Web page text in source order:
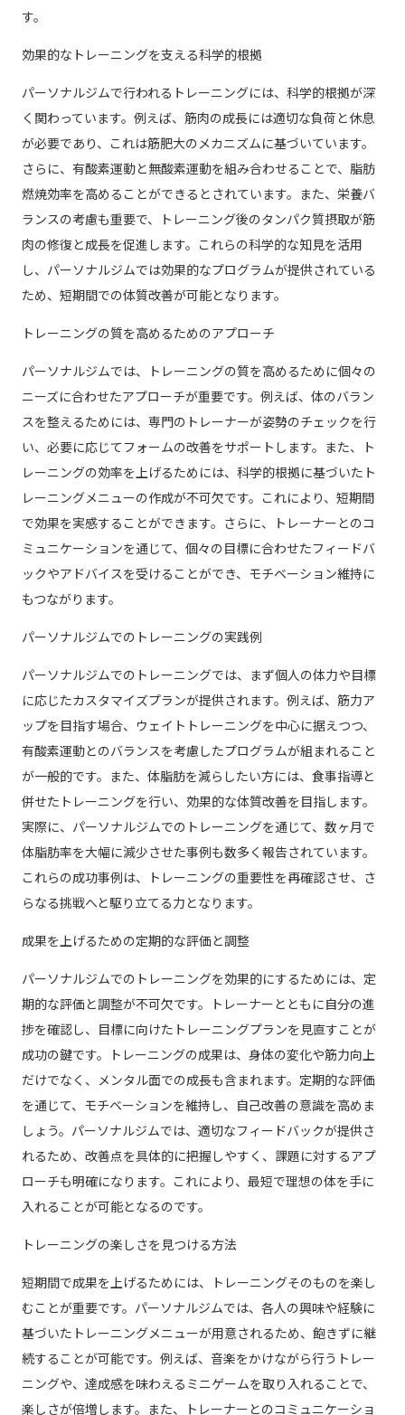
す。
効果的なトレーニングを支える科学的根拠
パーソナルジムで行われるトレーニングには、科学的根拠が深
く関わっています。例えば、筋肉の成長には適切な負荷と休息
が必要であり、これは筋肥大のメカニズムに基づいています。
さらに、有酸素運動と無酸素運動を組み合わせることで、脂肪
燃焼効率を高めることができるとされています。また、栄養バ
ランスの考慮も重要で、トレーニング後のタンパク質摂取が筋
肉の修復と成長を促進します。これらの科学的な知見を活用
し、パーソナルジムでは効果的なプログラムが提供されている
ため、短期間での体質改善が可能となります。
トレーニングの質を高めるためのアプローチ
パーソナルジムでは、トレーニングの質を高めるために個々の
ニーズに合わせたアプローチが重要です。例えば、体のバラン
スを整えるためには、専門のトレーナーが姿勢のチェックを行
い、必要に応じてフォームの改善をサポートします。また、ト
レーニングの効率を上げるためには、科学的根拠に基づいたト
レーニングメニューの作成が不可欠です。これにより、短期間
で効果を実感することができます。さらに、トレーナーとのコ
ミュニケーションを通じて、個々の目標に合わせたフィードバ
ックやアドバイスを受けることができ、モチベーション維持に
もつながります。
パーソナルジムでのトレーニングの実践例
パーソナルジムでのトレーニングでは、まず個人の体力や目標
に応じたカスタマイズプランが提供されます。例えば、筋力ア
ップを目指す場合、ウェイトトレーニングを中心に据えつつ、
有酸素運動とのバランスを考慮したプログラムが組まれること
が一般的です。また、体脂肪を減らしたい方には、食事指導と
併せたトレーニングを行い、効果的な体質改善を目指します。
実際に、パーソナルジムでのトレーニングを通じて、数ヶ月で
体脂肪率を大幅に減少させた事例も数多く報告されています。
これらの成功事例は、トレーニングの重要性を再確認させ、さ
らなる挑戦へと駆り立てる力となります。
成果を上げるための定期的な評価と調整
パーソナルジムでのトレーニングを効果的にするためには、定
期的な評価と調整が不可欠です。トレーナーとともに自分の進
捗を確認し、目標に向けたトレーニングプランを見直すことが
成功の鍵です。トレーニングの成果は、身体の変化や筋力向上
だけでなく、メンタル面での成長も含まれます。定期的な評価
を通じて、モチベーションを維持し、自己改善の意識を高めま
しょう。パーソナルジムでは、適切なフィードバックが提供さ
れるため、改善点を具体的に把握しやすく、課題に対するアプ
ローチも明確になります。これにより、最短で理想の体を手に
入れることが可能となるのです。
トレーニングの楽しさを見つける方法
短期間で成果を上げるためには、トレーニングそのものを楽し
むことが重要です。パーソナルジムでは、各人の興味や経験に
基づいたトレーニングメニューが用意されるため、飽きずに継
続することが可能です。例えば、音楽をかけながら行うトレー
ニングや、達成感を味わえるミニゲームを取り入れることで、
楽しさが倍増します。また、トレーナーとのコミュニケーショ